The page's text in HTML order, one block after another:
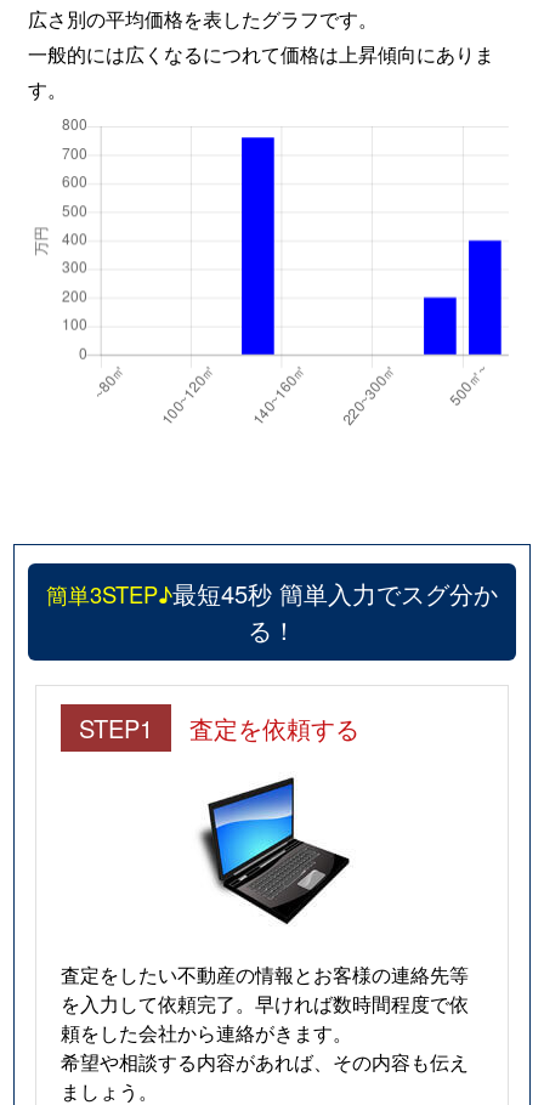
広さ別の平均価格を表したグラフです。
一般的には広くなるにつれて価格は上昇傾向にありま
す。
簡単3STEP♪最短45秒 簡単入力でスグ分か
る！
STEP1 査定を依頼する
査定をしたい不動産の情報とお客様の連絡先等
を入力して依頼完了。早ければ数時間程度で依
頼をした会社から連絡がきます。
希望や相談する内容があれば、その内容も伝え
ましょう。